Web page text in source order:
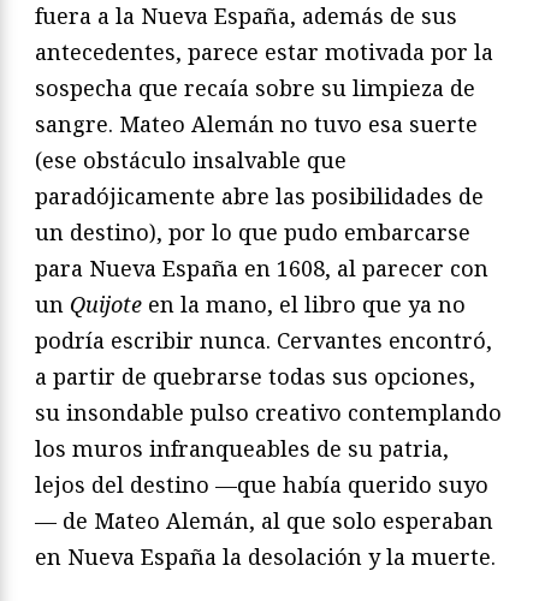
fuera a la Nueva España, además de sus
antecedentes, parece estar motivada por la
sospecha que recaía sobre su limpieza de
sangre. Mateo Alemán no tuvo esa suerte
(ese obstáculo insalvable que
paradójicamente abre las posibilidades de
un destino), por lo que pudo embarcarse
para Nueva España en 1608, al parecer con
un Quijote en la mano, el libro que ya no
podría escribir nunca. Cervantes encontró,
a partir de quebrarse todas sus opciones,
su insondable pulso creativo contemplando
los muros infranqueables de su patria,
lejos del destino —que había querido suyo
— de Mateo Alemán, al que solo esperaban
en Nueva España la desolación y la muerte.